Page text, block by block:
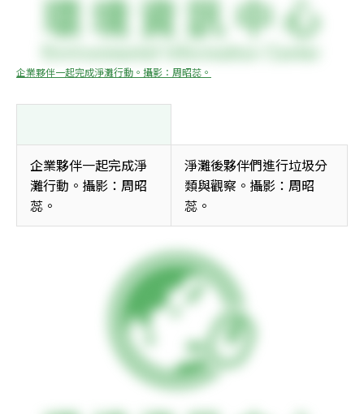
企業夥伴一起完成淨灘行動。攝影：周昭蕊。
企業夥伴一起完成淨
灘行動。攝影：周昭
蕊。
淨灘後夥伴們進行垃圾分
類與觀察。攝影：周昭
蕊。